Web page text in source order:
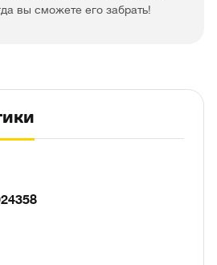
вы сможете его забрать!